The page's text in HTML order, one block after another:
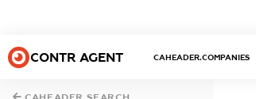
CONTR AGENT CAHEADER.COMPANIES